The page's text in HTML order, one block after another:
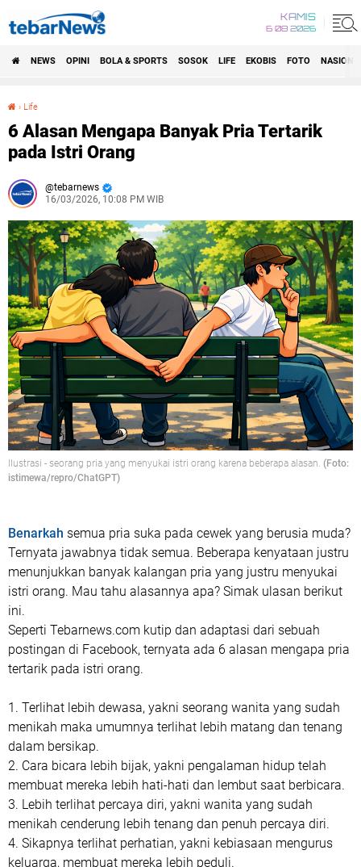
KAMIS
6 08 2026
NEWS OPINI BOLA & SPORTS SOSOK LIFE EKOBIS FOTO
› Life
6 Alasan Mengapa Banyak Pria Tertarik
pada Istri Orang
tebarnews
16/03/2026, 10:08 PM WIB
Ilustrasi - seorang pria yang menyukai istri orang karena beberapa alasan. (Foto:
istimewa/repro/ChatGPT)
Benarkah semua pria suka pada cewek yang berusia muda?
Ternyata jawabnya tidak semua. Beberapa kenyataan justru
menunjukkan banyak kalangan pria yang justru menyukai
istri orang. Mau tahu alasannya apa? Simak ulasan berikut
ini.
Seperti Tebarnews.com kutip dan adaptasi dari sebuah
postingan di Facebook, ternyata ada 6 alasan mengapa pria
tertarik pada istri orang.
1. Terlihat lebih dewasa, yakni seorang wanita yang sudah
menikah maka umumnya terlihat lebih matang dan tenang
dalam bersikap.
2. Cara bicara lebih bijak, yakni pengalaman hidup telah
membuat mereka lebih hati-hati dan lembut saat berbicara.
3. Lebih terlihat percaya diri, yakni wanita yang sudah
menikah cenderung lebih tenang dan penuh percaya diri.
4. Sikapnya terlihat perhatian, yakni kebiasaan mengurus
keluarga, membuat mereka lebih peduli.